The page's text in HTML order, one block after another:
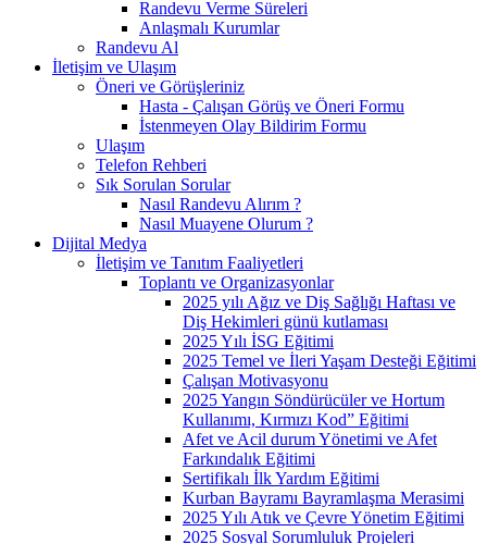
Randevu Verme Süreleri
Anlaşmalı Kurumlar
Randevu Al
İletişim ve Ulaşım
Öneri ve Görüşleriniz
Hasta - Çalışan Görüş ve Öneri Formu
İstenmeyen Olay Bildirim Formu
Ulaşım
Telefon Rehberi
Sık Sorulan Sorular
Nasıl Randevu Alırım ?
Nasıl Muayene Olurum ?
Dijital Medya
İletişim ve Tanıtım Faaliyetleri
Toplantı ve Organizasyonlar
2025 yılı Ağız ve Diş Sağlığı Haftası ve
Diş Hekimleri günü kutlaması
2025 Yılı İSG Eğitimi
2025 Temel ve İleri Yaşam Desteği Eğitimi
Çalışan Motivasyonu
2025 Yangın Söndürücüler ve Hortum
Kullanımı, Kırmızı Kod” Eğitimi
Afet ve Acil durum Yönetimi ve Afet
Farkındalık Eğitimi
Sertifikalı İlk Yardım Eğitimi
Kurban Bayramı Bayramlaşma Merasimi
2025 Yılı Atık ve Çevre Yönetim Eğitimi
2025 Sosyal Sorumluluk Projeleri